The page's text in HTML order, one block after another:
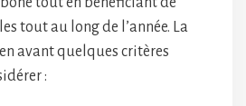
tout au long de l’année. La
avant quelques critères
: